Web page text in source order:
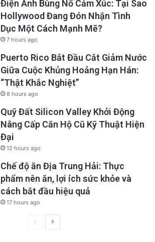
Điện Ảnh Bùng Nổ Cảm Xúc: Tại Sao
Hollywood Đang Đón Nhận Tình
Dục Một Cách Mạnh Mẽ?
7 hours ago
Puerto Rico Bắt Đầu Cắt Giảm Nước
Giữa Cuộc Khủng Hoảng Hạn Hán:
“Thật Khắc Nghiệt”
8 hours ago
Quỹ Đất Silicon Valley Khởi Động
Nâng Cấp Căn Hộ Cũ Kỹ Thuật Hiện
Đại
12 hours ago
Chế độ ăn Địa Trung Hải: Thực
phẩm nên ăn, lợi ích sức khỏe và
cách bắt đầu hiệu quả
17 hours ago
PreviousNext